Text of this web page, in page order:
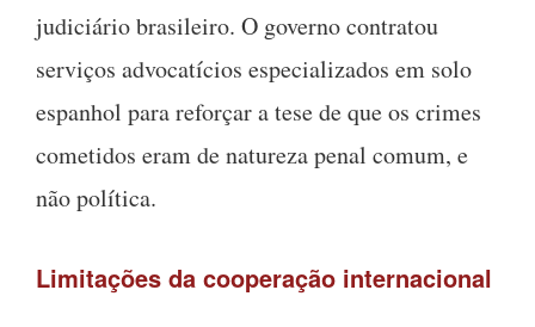
judiciário brasileiro. O governo contratou
serviços advocatícios especializados em solo
espanhol para reforçar a tese de que os crimes
cometidos eram de natureza penal comum, e
não política.
Limitações da cooperação internacional